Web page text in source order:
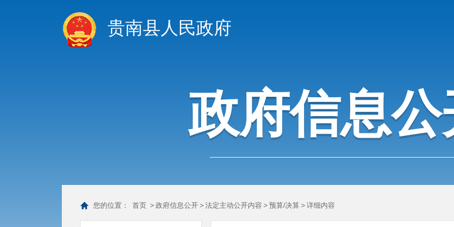
贵南县人民政府
政府信息公
您的位置： 首页 >政府信息公开>法定主动公开内容 >预算/决算>详细内容